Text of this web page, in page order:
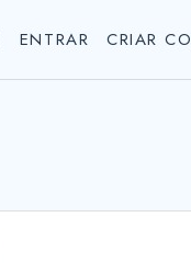
ENTRAR CRIAR